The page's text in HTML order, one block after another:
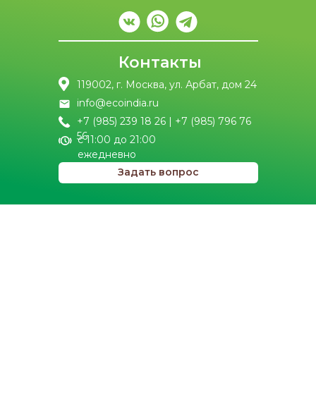
Контакты
119002, г. Москва, ул. Арбат, дом 24
info@ecoindia.ru
Задать вопрос
с 11:00 до 21:00
ежедневно
+7 (985) 239 18 26 | +7 (985) 796 76
56